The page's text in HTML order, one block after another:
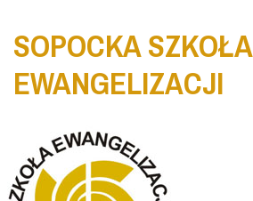
SOPOCKA SZKOŁA
EWANGELIZACJI